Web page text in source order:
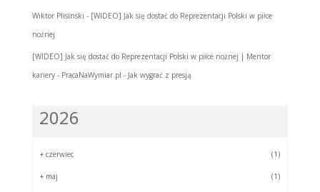
Wiktor Plisinski - [WIDEO] Jak się dostać do Reprezentacji Polski w piłce
nożnej
[WIDEO] Jak się dostać do Reprezentacji Polski w piłce nożnej | Mentor
kariery - PracaNaWymiar.pl - Jak wygrać z presją
2026
+ czerwiec (1)
+ maj (1)